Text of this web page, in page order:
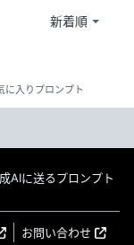
に入りプロンプト
AIに送るプロンプト
お問い合わせ